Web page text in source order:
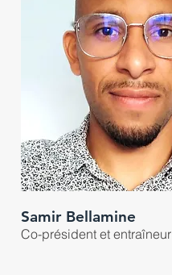
Samir Bellamine
Co-président et entraîneur